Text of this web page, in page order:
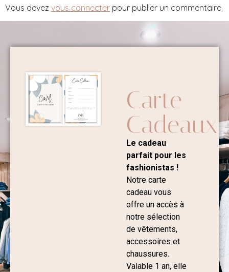
Vous devez vous connecter pour publier un commentaire.
Carte
Cadeaux
Le cadeau
parfait pour les
fashionistas !
Notre carte
cadeau vous
offre un accès à
notre sélection
de vêtements,
accessoires et
chaussures.
Valable 1 an, elle